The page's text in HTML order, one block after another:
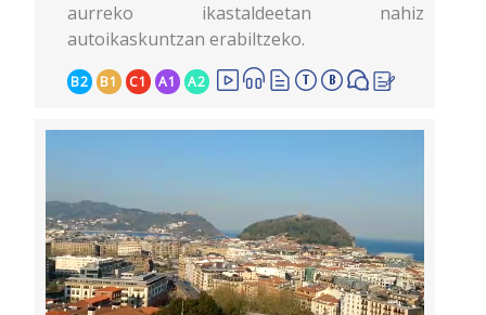
aurreko ikastaldeetan nahiz
autoikaskuntzan erabiltzeko.
B2 B1 C1 A1 A2